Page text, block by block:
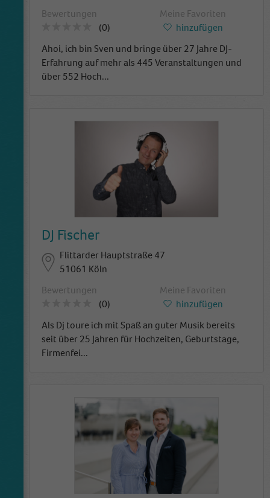
Bewertungen
(0)
Meine Favoriten
hinzufügen
Ahoi, ich bin Sven und bringe über 27 Jahre DJ-
Erfahrung auf mehr als 445 Veranstaltungen und
über 552 Hoch...
DJ Fischer
Flittarder Hauptstraße 47
51061 Köln
Bewertungen
(0)
Meine Favoriten
hinzufügen
Als Dj toure ich mit Spaß an guter Musik bereits
seit über 25 Jahren für Hochzeiten, Geburtstage,
Firmenfei...